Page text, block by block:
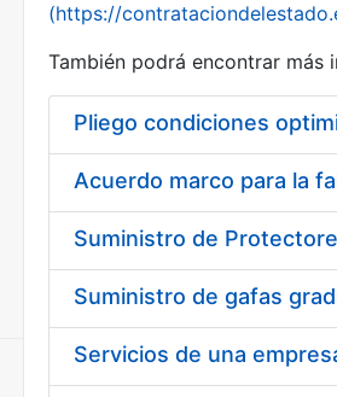
Mostra/Amaga
Mostra/Amaga
(https://
También podrá encontrar más
Pliego condiciones
Acuerdo marco para la